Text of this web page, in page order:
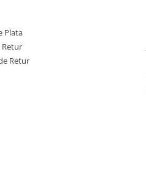
Plata
Retur
Retur